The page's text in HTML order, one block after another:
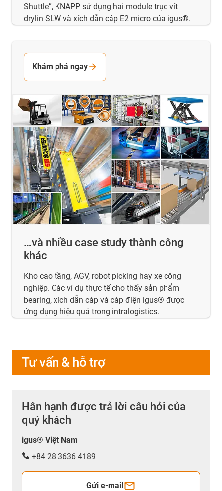
Shuttle”, KNAPP sử dụng hai module trục vít
drylin SLW và xích dẫn cáp E2 micro của igus®.
…và nhiều case study thành công
khác
Kho cao tầng, AGV, robot picking hay xe công
nghiệp. Các ví dụ thực tế cho thấy sản phẩm
bearing, xích dẫn cáp và cáp điện igus® được
ứng dụng hiệu quả trong intralogistics.
Khám phá ngay
Tư vấn & hỗ trợ
Hân hạnh được trả lời câu hỏi của
quý khách
igus® Việt Nam
+84 28 3636 4189
Gửi e-mail